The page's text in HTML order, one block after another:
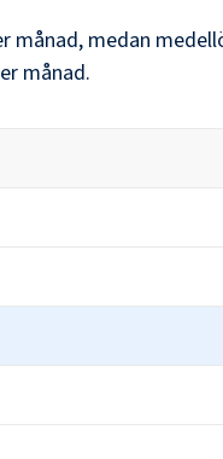
månad, medan
månad.